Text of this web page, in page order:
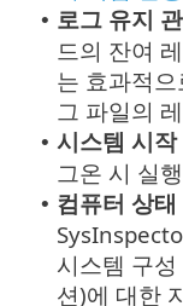
• 로그 유지
드의 잔여
는 효과적
그 파일의
• 시스템 시
그온 시 실
• 컴퓨터 상
시스템 구
션)에 대한